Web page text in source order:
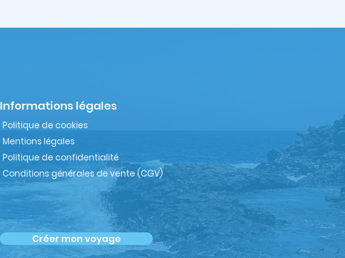
Informations légales
Politique de cookies
Mentions légales
Politique de confidentialité
Conditions générales de vente (CGV)
Créer mon voyage